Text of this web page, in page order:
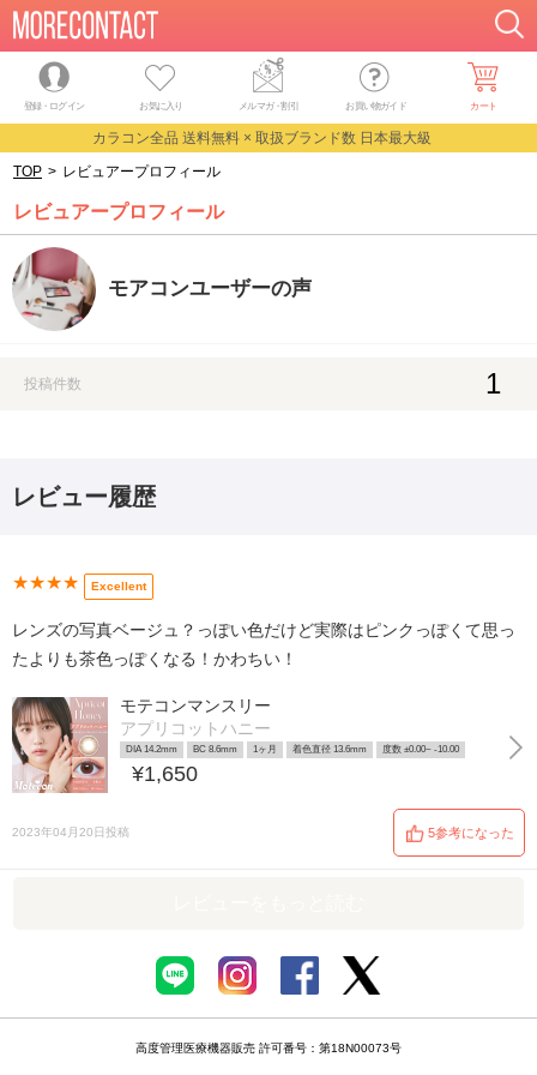
登録・ログイン お気に入り メルマガ・割引 お買い物ガイド カート
カラコン全品 送料無料 × 取扱ブランド数 日本最大級
TOP > レビュアープロフィール
レビュアープロフィール
モアコンユーザーの声
投稿件数 1
レビュー履歴
★★★★ Excellent
レンズの写真ベージュ？っぽい色だけど実際はピンクっぽくて思っ
たよりも茶色っぽくなる！かわちい！
モテコンマンスリー
アプリコットハニー
DIA 14.2mm BC 8.6mm 1ヶ月 着色直径 13.6mm 度数 ±0.00~ -10.00
¥1,650
2023年04月20日投稿 5参考になった
高度管理医療機器販売 許可番号：第18N00073号